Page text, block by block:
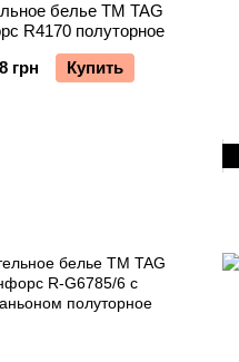
белье TM TAG
R4170 полуторное
грн
Купить